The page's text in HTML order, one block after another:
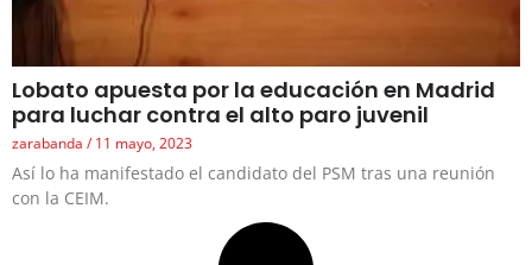
Lobato apuesta por la educación en Madrid
para luchar contra el alto paro juvenil
zarabanda 11 mayo, 2023
Así lo ha manifestado el candidato del PSM tras una reunión
con la CEIM.